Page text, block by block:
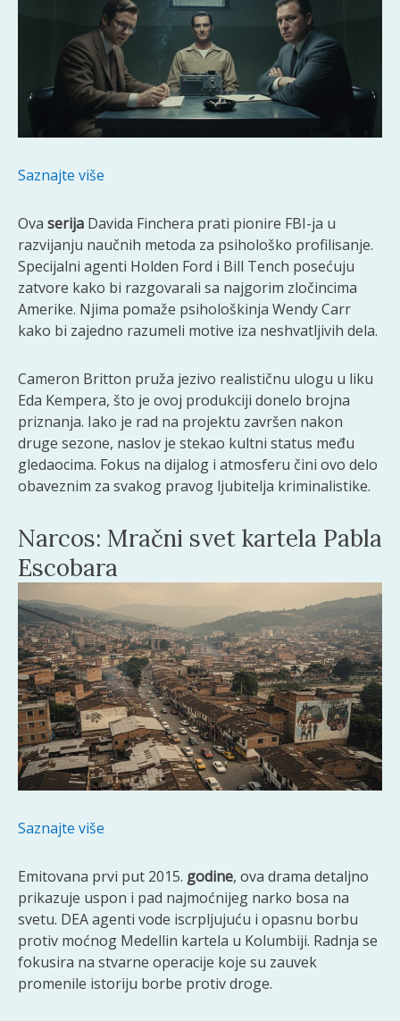
Saznajte više
Ova serija Davida Finchera prati pionire FBI-ja u
razvijanju naučnih metoda za psihološko profilisanje.
Specijalni agenti Holden Ford i Bill Tench posećuju
zatvore kako bi razgovarali sa najgorim zločincima
Amerike. Njima pomaže psihološkinja Wendy Carr
kako bi zajedno razumeli motive iza neshvatljivih dela.
Cameron Britton pruža jezivo realističnu ulogu u liku
Eda Kempera, što je ovoj produkciji donelo brojna
priznanja. Iako je rad na projektu završen nakon
druge sezone, naslov je stekao kultni status među
gledaocima. Fokus na dijalog i atmosferu čini ovo delo
obaveznim za svakog pravog ljubitelja kriminalistike.
Narcos: Mračni svet kartela Pabla
Escobara
Saznajte više
Emitovana prvi put 2015. godine, ova drama detaljno
prikazuje uspon i pad najmoćnijeg narko bosa na
svetu. DEA agenti vode iscrpljujuću i opasnu borbu
protiv moćnog Medellin kartela u Kolumbiji. Radnja se
fokusira na stvarne operacije koje su zauvek
promenile istoriju borbe protiv droge.